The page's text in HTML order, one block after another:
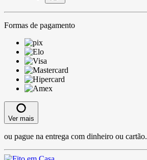
Formas de pagamento
Ver mais
ou pague na entrega com dinheiro ou cartão.